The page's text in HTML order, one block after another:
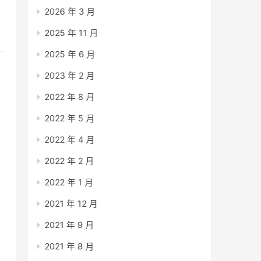
2026 年 3 月
2025 年 11 月
2025 年 6 月
2023 年 2 月
2022 年 8 月
2022 年 5 月
2022 年 4 月
2022 年 2 月
2022 年 1 月
2021 年 12 月
2021 年 9 月
2021 年 8 月